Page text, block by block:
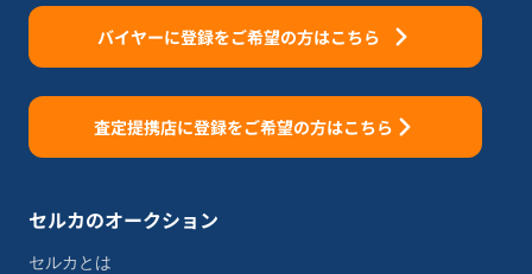
バイヤーに登録をご希望の方はこちら
査定提携店に登録をご希望の方はこちら
セルカのオークション
セルカとは